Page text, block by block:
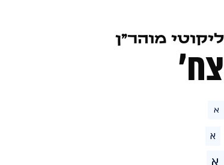
ליקוטי מוהר״ן
צח׳
א
א